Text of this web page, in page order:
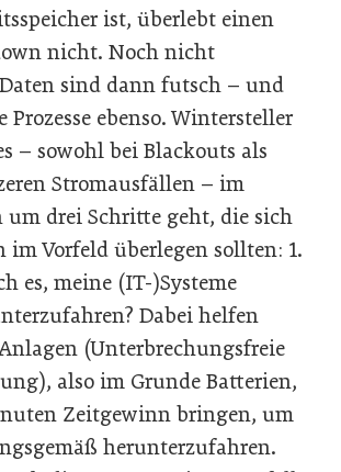
ist, überlebt einen
nicht. Noch nicht
sind dann futsch – und
Prozesse ebenso. Wintersteller
– sowohl bei Blackouts als
Stromausfällen – im
um drei Schritte geht, die sich
im Vorfeld überlegen sollten: 1.
es, meine (IT-)Systeme
Dabei helfen
(Unterbrechungsfreie
also im Grunde Batterien,
Zeitgewinn bringen, um
herunterzufahren.